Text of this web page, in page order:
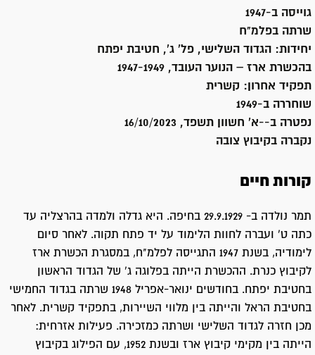
גוייסה ב-1947
שרתה בפלמ"ח
יחידות: הגדוד השלישי, פל' ג', חטיבת יפתח
בהכשרת ארז – הנוער העובד, 1947-1949
תפקיד אחרון: קשרית
שוחררה ב-1949
נפטרה ב--א' חשוון תשפד, 16/10/2023
נקברה בקיבוץ צובה
קורות חיים
תמר נולדה ב- 29.9.1929 בחיפה. היא גדלה ולמדה בהרצליה עד
כתה ט' ועברה לחוות הלימוד על יד פתח תקוה. לאחר סיום
לימודיה, בשנת 1947 התגייסה לפלמ"ח, במסגרת הכשרת ארז
לקיבוץ כנרת. ההכשרת הייתה בפלוגה ג' של הגדוד הראשון
בחטיבת יפתח. בחודשים ינואר-אפריל 1948 שרתה בגדוד החמישי
בחטיבת הראל והייתה בין מלווי השיירות, בתפקיד קשרית. לאחר
מכן חזרה לגדוד השלישי ושרתה כמזכירה. פעילות אזרחית:
הייתה בין מקימי קיבוץ ארז ובשנת 1952, עם הפילוג בקיבוץ